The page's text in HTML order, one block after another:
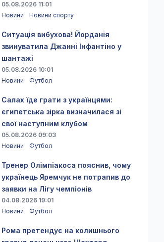
05.08.2026 11:01
Новини
Новини спорту
Ситуація вибухова! Йорданія
звинуватила Джанні Інфантіно у
шантажі
05.08.2026 10:01
Новини
Футбол
Салах їде грати з українцями:
єгипетська зірка визначилася зі
свої наступним клубом
05.08.2026 09:03
Новини
Футбол
Тренер Олімпіакоса пояснив, чому
українець Яремчук не потрапив до
заявки на Лігу чемпіонів
04.08.2026 19:01
Новини
Футбол
Рома претендує на колишнього